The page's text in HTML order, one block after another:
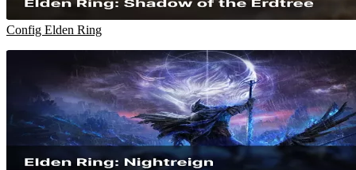
Config Elden Ring